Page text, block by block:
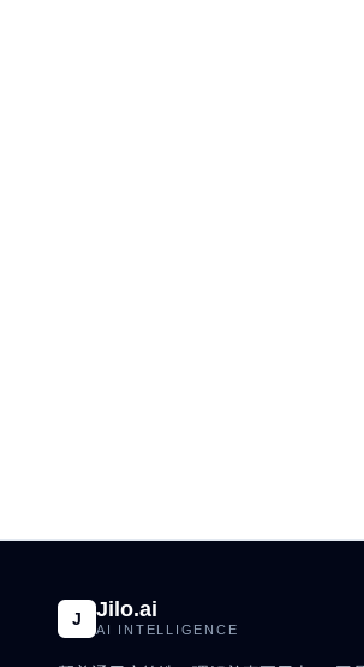
J Jilo.ai
AI INTELLIGENCE